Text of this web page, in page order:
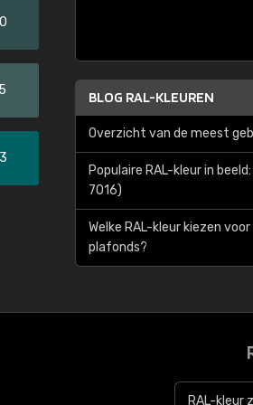
BLOG RAL-KLEUREN
Overzicht van de meest
Populaire RAL-kleur in
7016)
Welke RAL-kleur kiezen
plafonds?